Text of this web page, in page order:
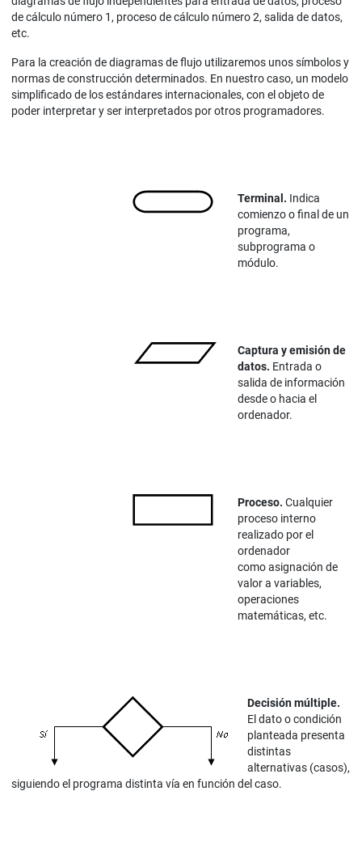
de cálculo número 1, proceso de cálculo número 2, salida de datos,
etc.
Para la creación de diagramas de flujo utilizaremos unos símbolos y
normas de construcción determinados. En nuestro caso, un modelo
simplificado de los estándares internacionales, con el objeto de
poder interpretar y ser interpretados por otros programadores.
Terminal. Indica
comienzo o final de un
programa,
subprograma o
módulo.
Captura y emisión de
datos. Entrada o
salida de información
desde o hacia el
ordenador.
Proceso. Cualquier
proceso interno
realizado por el
ordenador
como asignación de
valor a variables,
operaciones
matemáticas, etc.
Decisión múltiple.
El dato o condición
planteada presenta
distintas
alternativas (casos),
siguiendo el programa distinta vía en función del caso.